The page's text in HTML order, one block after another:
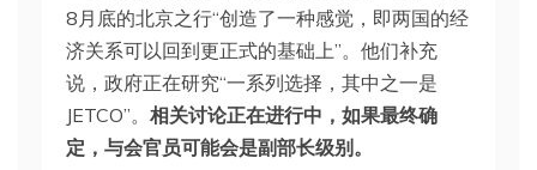
8月底的北京之行“创造了一种感觉，即两国的经
济关系可以回到更正式的基础上”。他们补充
说，政府正在研究“一系列选择，其中之一是
JETCO”。 相关讨论正在进行中，如果最终确
定，与会官员可能会是副部长级别。